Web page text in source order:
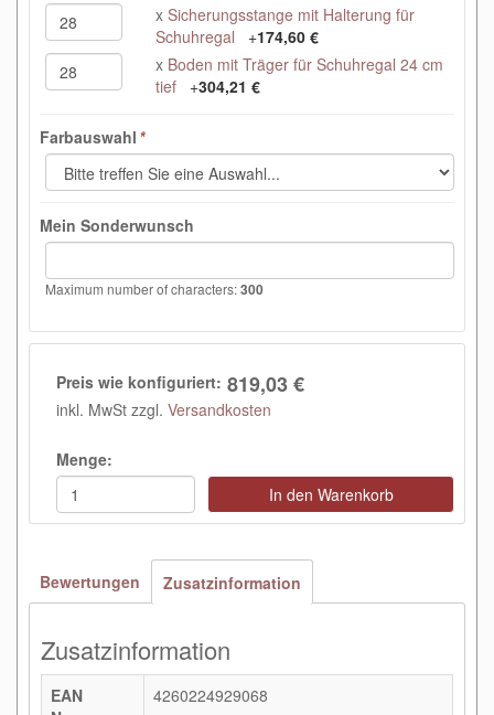
xSicherungsstange mit Halterung für
Schuhregal
+174,60 €
x Boden mit Träger für Schuhregal 24 cm
tief
+304,21 €
Farbauswahl *
Mein Sonderwunsch
Maximum number of characters:300
Preis wie konfiguriert: 819,03 €
inkl. MwSt zzgl. Versandkosten
Menge:
In den Warenkorb
Bewertungen Zusatzinformation
Zusatzinformation
EAN
4260224929068